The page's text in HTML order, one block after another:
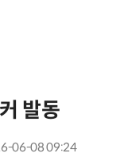
발동
06-08 09:24